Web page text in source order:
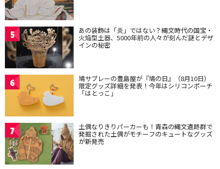
5 あの装飾は「炎」ではない？縄文時代の国宝・
火焔型土器、5000年前の人々が刻んだ謎とデザ
インの秘密
6 鳩サブレーの豊島屋が『鳩の日』（8月10日）
限定グッズ詳細を発表！今年はシリコンポーチ
「はとっこ」
7 土偶なりきりパーカーも！青森の縄文遺跡群で
発掘された土偶がモチーフのキュートなグッズ
が新発売